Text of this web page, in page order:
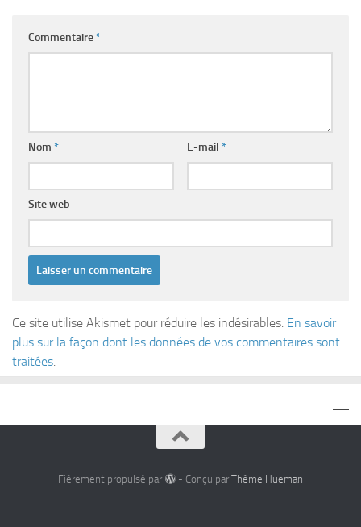
Commentaire*
Nom * E-mail *
Site web
Ce site utilise Akismet pour réduire les indésirables. En savoir
plus sur la façon dont les données de vos commentaires sont
traitées.
Fièrement propulsé par - Conçu par Thème Hueman